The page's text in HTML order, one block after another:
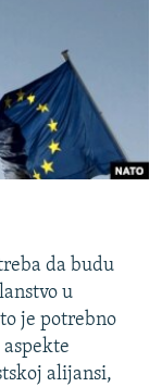
da budu
u
je potrebno
alijansi,